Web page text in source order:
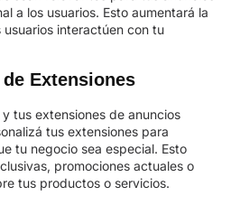
a los usuarios. Esto aumentará la
interactúen con tu
Extensiones
tus extensiones de anuncios
tus extensiones para
tu negocio sea especial. Esto
promociones actuales o
tus productos o servicios.